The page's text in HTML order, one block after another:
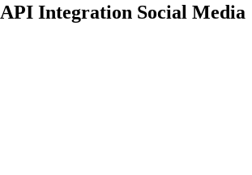
API Integration Social Media